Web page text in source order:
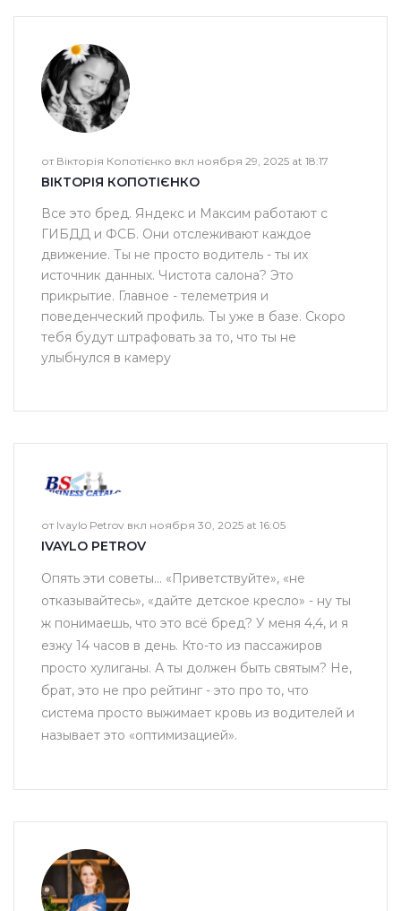
от Вікторія Копотієнко вкл ноября 29, 2025 at 18:17
ВІКТОРІЯ КОПОТІЄНКО
Все это бред. Яндекс и Максим работают с
ГИБДД и ФСБ. Они отслеживают каждое
движение. Ты не просто водитель - ты их
источник данных. Чистота салона? Это
прикрытие. Главное - телеметрия и
поведенческий профиль. Ты уже в базе. Скоро
тебя будут штрафовать за то, что ты не
улыбнулся в камеру
от Ivaylo Petrov вкл ноября 30, 2025 at 16:05
IVAYLO PETROV
Опять эти советы... «Приветствуйте», «не
отказывайтесь», «дайте детское кресло» - ну ты
ж понимаешь, что это всё бред? У меня 4,4, и я
езжу 14 часов в день. Кто-то из пассажиров
просто хулиганы. А ты должен быть святым? Не,
брат, это не про рейтинг - это про то, что
система просто выжимает кровь из водителей и
называет это «оптимизацией».